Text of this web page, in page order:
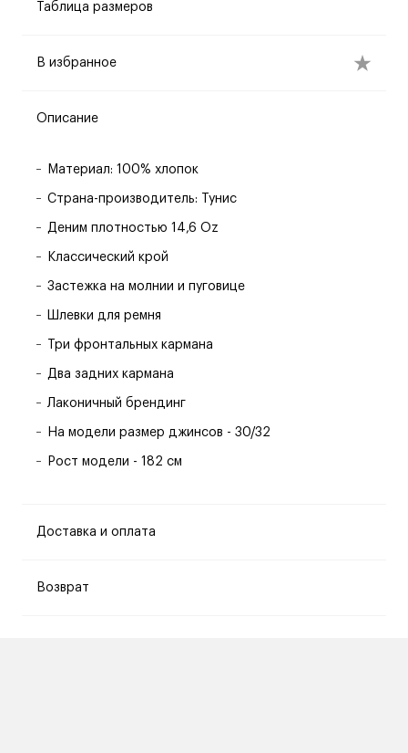
Таблица размеров
В избранное
Описание
Материал: 100% хлопок
Страна-производитель: Тунис
Деним плотностью 14,6 Oz
Классический крой
Застежка на молнии и пуговице
Шлевки для ремня
Три фронтальных кармана
Два задних кармана
Лаконичный брендинг
На модели размер джинсов - 30/32
Рост модели - 182 см
Доставка и оплата
Возврат